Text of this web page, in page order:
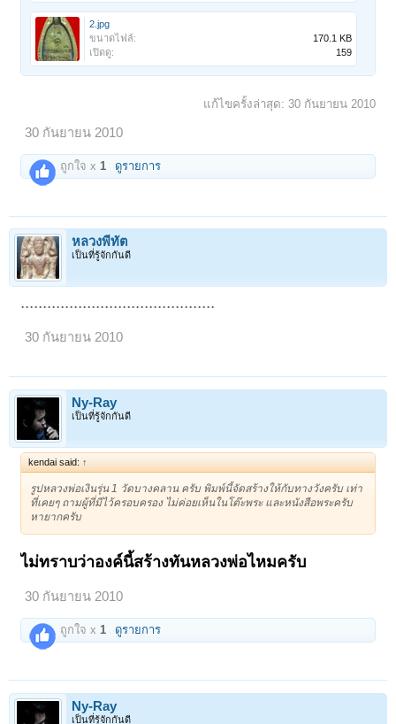
2.jpg
ขนาดไฟล์:
170.1 KB
เปิดดู:
159
แก้ไขครั้งล่าสุด: 30 กันยายน 2010
30 กันยายน 2010
ถูกใจ x 1 ดูรายการ
หลวงพี่ทัต
เป็นที่รู้จักกันดี
............................................
30 กันยายน 2010
Ny-Ray
เป็นที่รู้จักกันดี
kendai said: ↑
รูปหลวงพ่อเงินรุ่น 1 วัดบางคลาน ครับ พิมพ์นี้จัดสร้างให้กับทางวังครับ เท่า
ที่เคยๆ ถามผู้ที่มีไว้ครอบครอง ไม่ค่อยเห็นในโต๊ะพระ และหนังสือพระครับ
หายากครับ
ไม่ทราบว่าองค์นี้สร้างทันหลวงพ่อไหมครับ
30 กันยายน 2010
ถูกใจ x1 ดูรายการ
Ny-Ray
เป็นที่รู้จักกันดี